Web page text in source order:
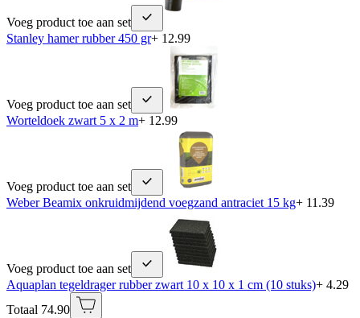
Voeg product toe aan set
Stanley hamer rubber 450 gr+ 12.99
Voeg product toe aan set
Worteldoek zwart 5 x 2 m+ 12.99
Voeg product toe aan set
Weber Beamix onkruidmijdend voegzand antraciet 15 kg+ 11.39
Voeg product toe aan set
Aquaplan tegeldrager rubber zwart 10 x 10 x 1 cm (10 stuks)+ 4.29
Totaal 74.90